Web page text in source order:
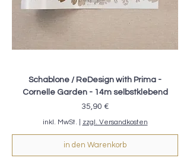
Schablone / ReDesign with Prima -
Cornelle Garden - 14m selbstklebend
Preis
35,90 €
inkl. MwSt. zzgl. Versandkosten
in den Warenkorb